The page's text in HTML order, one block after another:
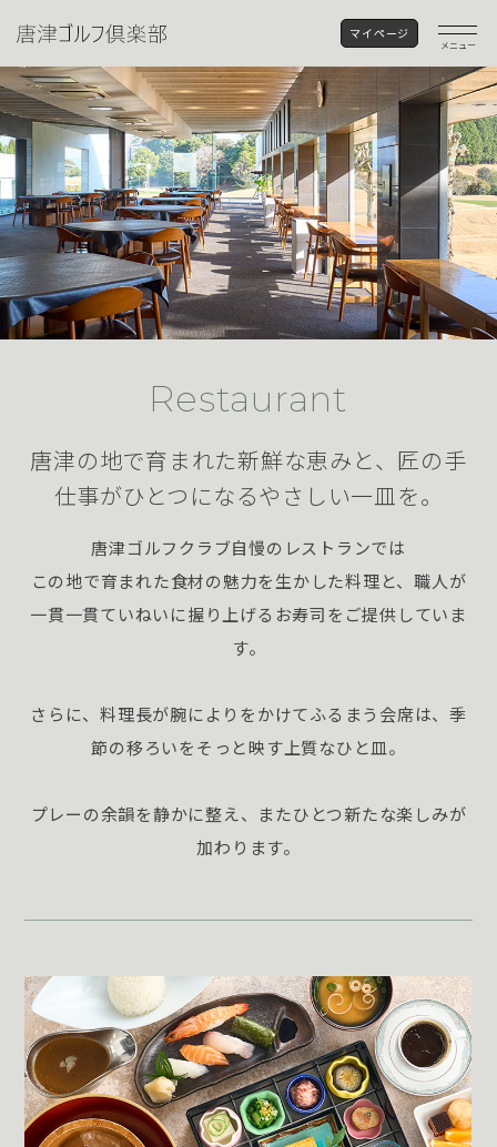
メニュー
マイページ
Restaurant
唐津の地で育まれた新鮮な恵みと、 匠の手
仕事がひとつになるやさしい一皿を。
唐津ゴルフクラブ自慢のレストランでは
この地で育まれた食材の魅力を生かした料理と、職人が
一貫一貫ていねいに握り上げるお寿司をご提供していま
す。
さらに、料理長が腕によりをかけてふるまう会席は、季
節の移ろいをそっと映す上質なひと皿。
プレーの余韻を静かに整え、またひとつ新たな楽しみが
加わります。